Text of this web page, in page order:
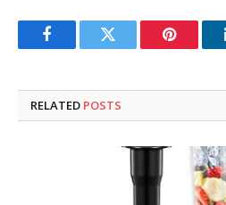
FacebookTwitter Pinterest
RELATED POSTS